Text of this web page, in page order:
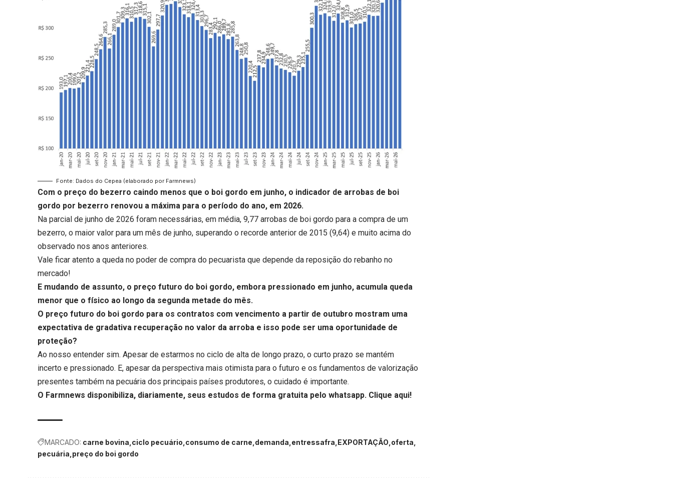
Fonte: Dados do Cepea (elaborado por Farmnews)
Com o preço do bezerro caindo menos que o boi gordo em junho, o indicador de arrobas de boi
gordo por bezerro renovou a máxima para o período do ano, em 2026.
Na parcial de junho de 2026 foram necessárias, em média, 9,77 arrobas de boi gordo para a compra de um
bezerro, o maior valor para um mês de junho, superando o recorde anterior de 2015 (9,64) e muito acima do
observado nos anos anteriores.
Vale ficar atento a queda no poder de compra do pecuarista que depende da reposição do rebanho no
mercado!
E mudando de assunto, o preço futuro do boi gordo, embora pressionado em junho, acumula queda
menor que o físico ao longo da segunda metade do mês.
O preço futuro do boi gordo para os contratos com vencimento a partir de outubro mostram uma
expectativa de gradativa recuperação no valor da arroba e isso pode ser uma oportunidade de
proteção?
Ao nosso entender sim. Apesar de estarmos no ciclo de alta de longo prazo, o curto prazo se mantém
incerto e pressionado. E, apesar da perspectiva mais otimista para o futuro e os fundamentos de valorização
presentes também na pecuária dos principais países produtores, o cuidado é importante.
O Farmnews disponibiliza, diariamente, seus estudos de forma gratuita pelo whatsapp. Clique aqui!
MARCADO: carne bovina ciclo pecuário consumo de carne demanda entressafra EXPORTAÇÃO oferta
pecuária preço do boi gordo